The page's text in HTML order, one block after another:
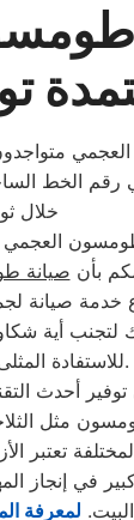
متواجدون
رقم الخط
خلال
العجمي
بأن صيانة
خدمة صيانة
أية
للاستفادة المثلى من خدماتنا.
أحدث
مثل
تعتبر
في إنجاز
لمعرفة